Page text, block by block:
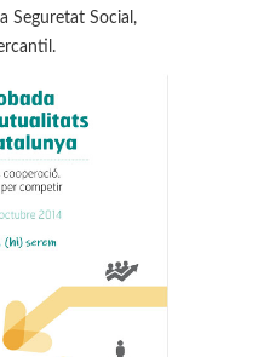
Seguretat Social,